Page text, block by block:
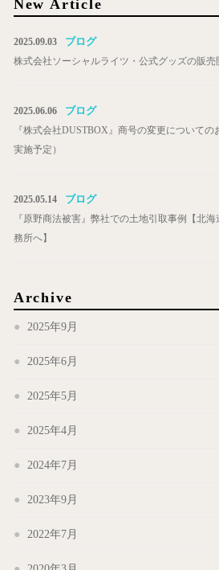
New Article
2025.09.03 ブログ
株式会社ソーシャルライツ・公式グッズの販売
2025.06.06 ブログ
『株式会社DUSTBOX』商号の変更について
実施予定）
2025.05.14 ブログ
『原野商法被害』弊社での土地引取事例【北
務所へ】
Archive
2025年9月
2025年6月
2025年5月
2025年4月
2024年7月
2023年9月
2022年7月